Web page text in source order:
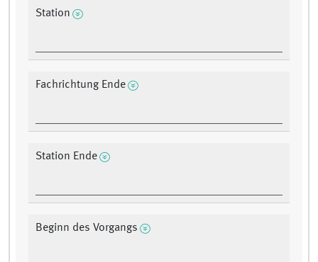
Station
Fachrichtung Ende
Station Ende
Beginn des Vorgangs